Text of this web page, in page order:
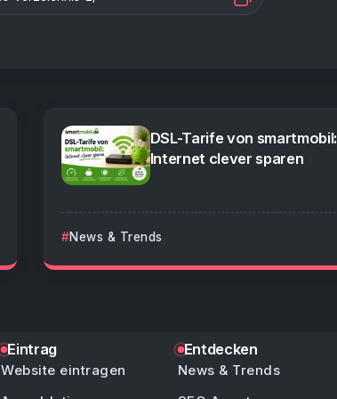
DSL-Tarife von smartmobil:
Internet clever sparen
News & Trends
Eintrag
Website eintragen
Entdecken
News & Trends